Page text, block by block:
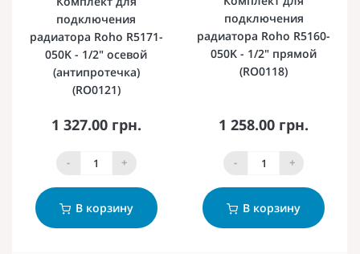
подключения
радиатора Roho R5171-
050K - 1/2" осевой
(антипротечка)
(RO0121)
1 327.00 грн.
- +
В корзину
подключения
радиатора Roho R5160-
050K - 1/2" прямой
(RO0118)
1 258.00 грн.
- +
В корзину